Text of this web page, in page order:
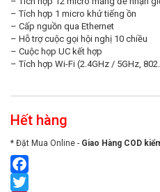
– Tích hợp 1 micro khử tiếng ồn
– Cấp nguồn qua Ethernet
– Hỗ trợ cuộc gọi hội nghị 10 chiều
– Cuộc họp UC kết hợp
– Tích hợp Wi-Fi (2.4GHz / 5GHz,
Hết hàng
* Đặt Mua Online - Giao Hàng COD
Facebook